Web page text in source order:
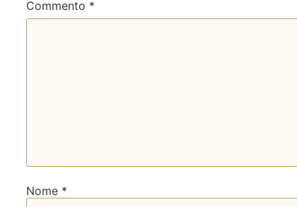
Commento *
Nome *